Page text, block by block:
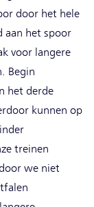
door het hele
aan het spoor
voor langere
Begin
het derde
kunnen op
treinen
we niet